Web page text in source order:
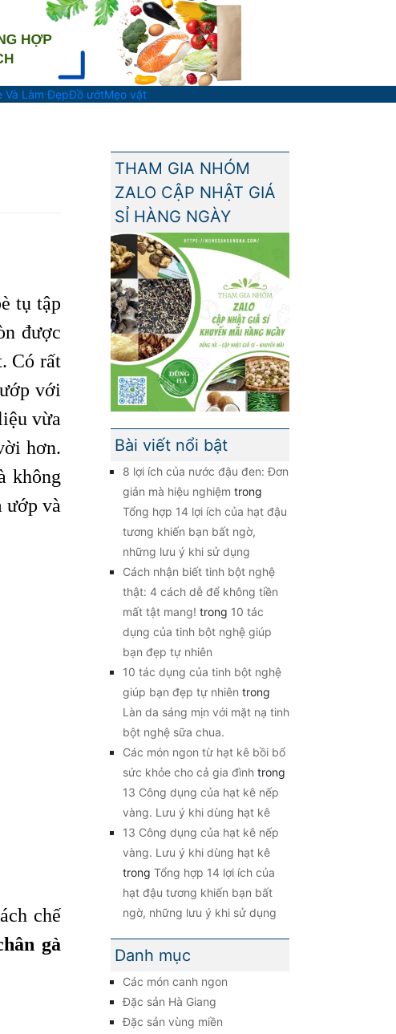
Và Làm ĐẹpĐồ ướtMẹo vặt
tụ tập
được
Có rất
với
vừa
hơn.
không
ướp và
chế
gà
THAM GIA NHÓM
ZALO CẬP NHẬT GIÁ
SỈ HÀNG NGÀY
Bài viết nổi bật
8 lợi ích của nước đậu đen: Đơn
giản mà hiệu nghiệm trong
Tổng hợp 14 lợi ích của hạt đậu
tương khiến bạn bất ngờ,
những lưu ý khi sử dụng
Cách nhận biết tinh bột nghệ
thật: 4 cách dễ để không tiền
mất tật mang! trong 10 tác
dụng của tinh bột nghệ giúp
bạn đẹp tự nhiên
10 tác dụng của tinh bột nghệ
giúp bạn đẹp tự nhiên trong
Làn da sáng mịn với mặt nạ tinh
bột nghệ sữa chua.
Các món ngon từ hạt kê bồi bổ
sức khỏe cho cả gia đình trong
13 Công dụng của hạt kê nếp
vàng. Lưu ý khi dùng hạt kê
13 Công dụng của hạt kê nếp
vàng. Lưu ý khi dùng hạt kê
trong Tổng hợp 14 lợi ích của
hạt đậu tương khiến bạn bất
ngờ, những lưu ý khi sử dụng
Danh mục
Các món canh ngon
Đặc sản Hà Giang
Đặc sản vùng miền